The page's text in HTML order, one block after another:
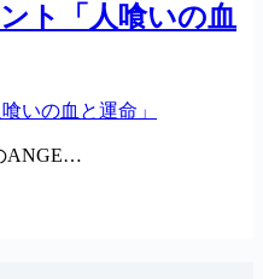
ト「人喰いの血
ANGE…